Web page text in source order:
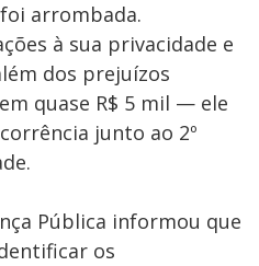
arrombada.
à sua privacidade e
dos prejuízos
quase R$ 5 mil — ele
junto ao 2º
Pública informou que
os